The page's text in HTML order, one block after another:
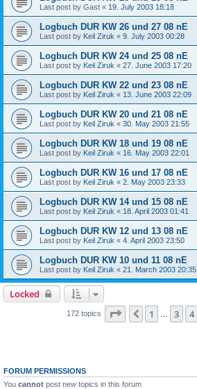
Last post by Gast « 19. July 2003 18:18
Logbuch DUR KW 26 und 27 08 nE
Last post by Keil Ziruk « 9. July 2003 00:28
Logbuch DUR KW 24 und 25 08 nE
Last post by Keil Ziruk « 27. June 2003 17:20
Logbuch DUR KW 22 und 23 08 nE
Last post by Keil Ziruk « 13. June 2003 22:09
Logbuch DUR KW 20 und 21 08 nE
Last post by Keil Ziruk « 30. May 2003 21:55
Logbuch DUR KW 18 und 19 08 nE
Last post by Keil Ziruk « 16. May 2003 22:01
Logbuch DUR KW 16 und 17 08 nE
Last post by Keil Ziruk « 2. May 2003 23:33
Logbuch DUR KW 14 und 15 08 nE
Last post by Keil Ziruk « 18. April 2003 01:41
Logbuch DUR KW 12 und 13 08 nE
Last post by Keil Ziruk « 4. April 2003 23:50
Logbuch DUR KW 10 und 11 08 nE
Last post by Keil Ziruk « 21. March 2003 20:35
Locked
172 topics Page of
Previous
1 3 4
FORUM PERMISSIONS
You cannot post new topics in this forum